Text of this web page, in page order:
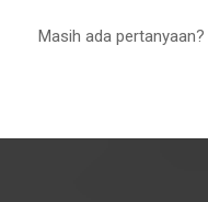
Masih ada pertanyaan?